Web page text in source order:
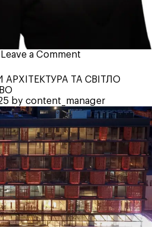
Leave a Comment
команду
АІММ!
АРХІТЕКТУРА ТА СВІТЛО
by content_manager